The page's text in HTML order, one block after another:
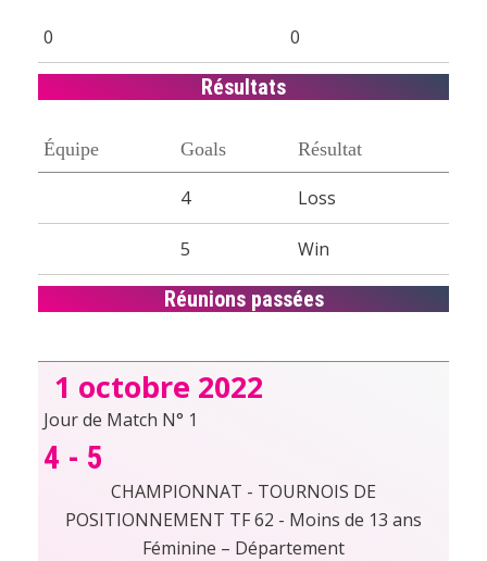
0 0
Résultats
Équipe Goals Résultat
4 Loss
5 Win
Réunions passées
1 octobre 2022
Jour de Match N° 1
4 - 5
CHAMPIONNAT - TOURNOIS DE
POSITIONNEMENT TF 62 - Moins de 13 ans
Féminine – Département